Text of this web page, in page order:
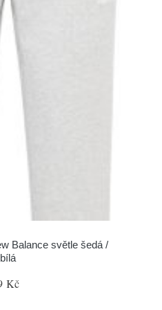
Balance světle šedá /
bílá
Kč